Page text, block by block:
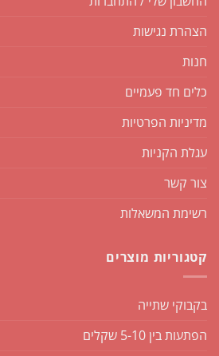
הצהרת נגישות
חנות
כלים חד פעמיים
מדיניות הפרטיות
עגלת הקניות
צור קשר
רשימת המשאלות
קטגוריות מוצרים
בקבוקי שתייה
הפתעות בין 5-10 שקלים